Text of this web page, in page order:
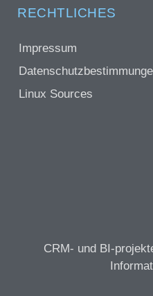
RECHTLICHES
Impressum
Linux Sources
CRM- und BI-